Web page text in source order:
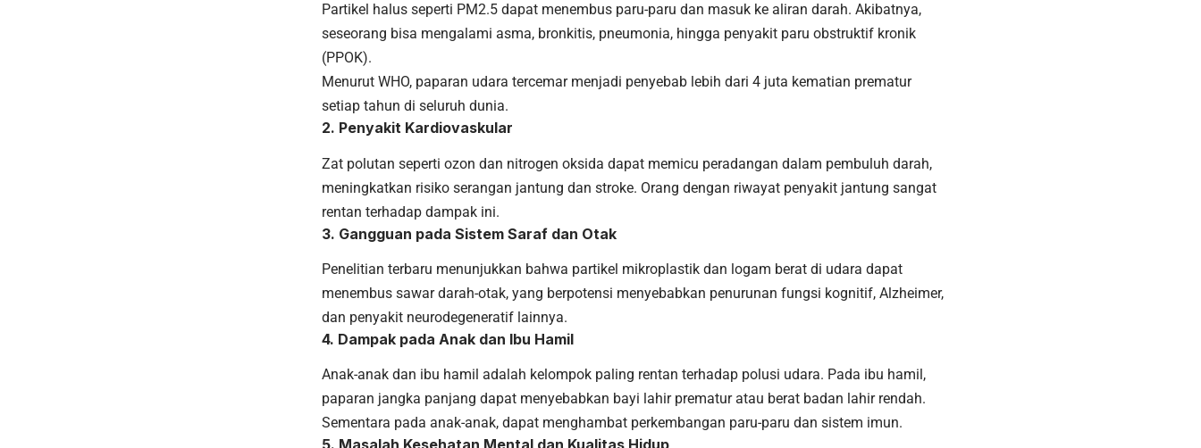
Partikel halus seperti PM2.5 dapat menembus paru-paru dan masuk ke aliran darah. Akibatnya,
seseorang bisa mengalami asma, bronkitis, pneumonia, hingga penyakit paru obstruktif kronik
(PPOK).
Menurut WHO, paparan udara tercemar menjadi penyebab lebih dari 4 juta kematian prematur
setiap tahun di seluruh dunia.
2. Penyakit Kardiovaskular
Zat polutan seperti ozon dan nitrogen oksida dapat memicu peradangan dalam pembuluh darah,
meningkatkan risiko serangan jantung dan stroke. Orang dengan riwayat penyakit jantung sangat
rentan terhadap dampak ini.
3. Gangguan pada Sistem Saraf dan Otak
Penelitian terbaru menunjukkan bahwa partikel mikroplastik dan logam berat di udara dapat
menembus sawar darah-otak, yang berpotensi menyebabkan penurunan fungsi kognitif, Alzheimer,
dan penyakit neurodegeneratif lainnya.
4. Dampak pada Anak dan Ibu Hamil
Anak-anak dan ibu hamil adalah kelompok paling rentan terhadap polusi udara. Pada ibu hamil,
paparan jangka panjang dapat menyebabkan bayi lahir prematur atau berat badan lahir rendah.
Sementara pada anak-anak, dapat menghambat perkembangan paru-paru dan sistem imun.